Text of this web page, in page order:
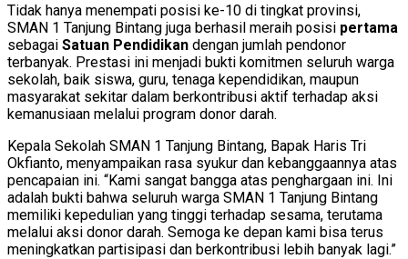
Tidak hanya menempati posisi ke-10 di tingkat provinsi,
SMAN 1 Tanjung Bintang juga berhasil meraih posisi pertama
sebagai Satuan Pendidikan dengan jumlah pendonor
terbanyak. Prestasi ini menjadi bukti komitmen seluruh warga
sekolah, baik siswa, guru, tenaga kependidikan, maupun
masyarakat sekitar dalam berkontribusi aktif terhadap aksi
kemanusiaan melalui program donor darah.
Kepala Sekolah SMAN 1 Tanjung Bintang, Bapak Haris Tri
Okfianto, menyampaikan rasa syukur dan kebanggaannya atas
pencapaian ini. “Kami sangat bangga atas penghargaan ini. Ini
adalah bukti bahwa seluruh warga SMAN 1 Tanjung Bintang
memiliki kepedulian yang tinggi terhadap sesama, terutama
melalui aksi donor darah. Semoga ke depan kami bisa terus
meningkatkan partisipasi dan berkontribusi lebih banyak lagi.”